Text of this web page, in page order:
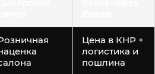
Цена в КНР +
логистика и
пошлина